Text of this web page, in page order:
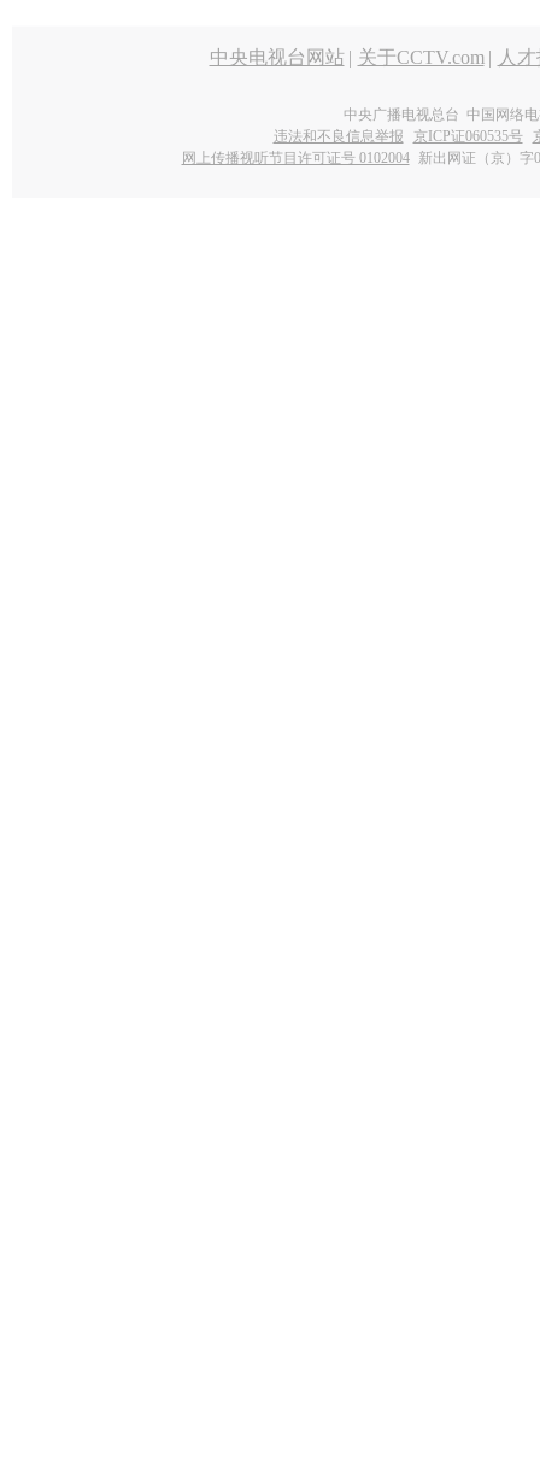
中央电视台网站 | 关于CCTV.com | 人
中央广播电视总台 中国网络
违法和不良信息举报
京ICP证060535号
网上传播视听节目许可证号 0102004 新出网证（京）